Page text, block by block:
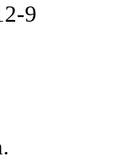
9